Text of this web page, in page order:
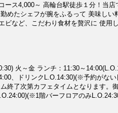
ース4,000～ 高輪台駅徒歩１分！当
めたシェフが腕をふるって 美味しい
ビなど、こだわり食材を贅沢に 使用
れるBARスペースとして お席を御
火～金 ランチ：11:30～
、ドリンクL.O.14:30)(※予約がな
階バーフロアのみ
よりのディナー営業となります。 ※新型